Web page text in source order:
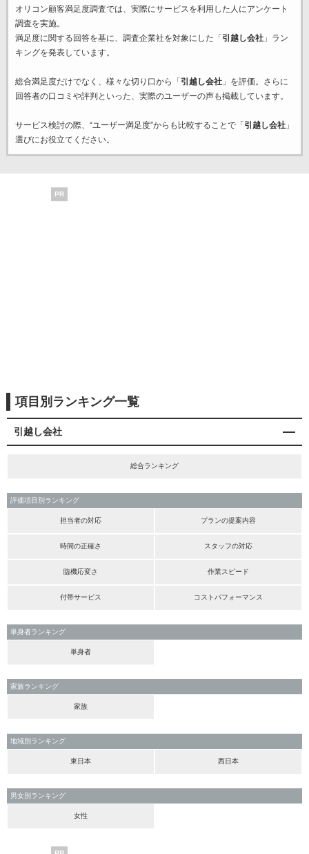
オリコン顧客満足度調査では、実際にサービスを利用した 人にアンケート
調査を実施。
満足度に関する回答を基に、調査企業社を対象にした「 引越し会社」ラン
キングを発表しています。
総合満足度だけでなく、様々な切り口から「 引越し会社」を評価。さらに
回答者の口コミや評判といった、実際のユーザーの声も掲載しています。
サービス検討の際、“ユーザー満足度”からも比較することで「 引越し会社」
選びにお役立てください。
PR
項目別ランキング一覧
引越し会社
総合ランキング
評価項目別ランキング
担当者の対応 プランの提案内容
時間の正確さ スタッフの対応
臨機応変さ 作業スピード
付帯サービス コストパフォーマンス
単身者ランキング
単身者
家族ランキング
家族
地域別ランキング
東日本 西日本
男女別ランキング
女性